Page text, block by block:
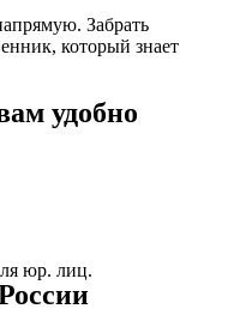
Забрать
который знает
удобно
юр. лиц.